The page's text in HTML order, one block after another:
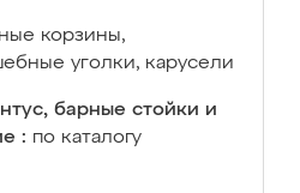
корзины,
уголки, карусели
барные стойки и
: по каталогу